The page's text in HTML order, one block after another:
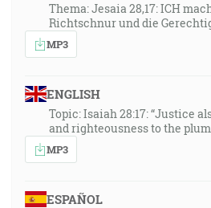
Thema: Jesaia 28,17: ICH
Richtschnur und die
MP3
ENGLISH
Topic: Isaiah 28:17: “Justice
and righteousness to the
MP3
ESPAÑOL